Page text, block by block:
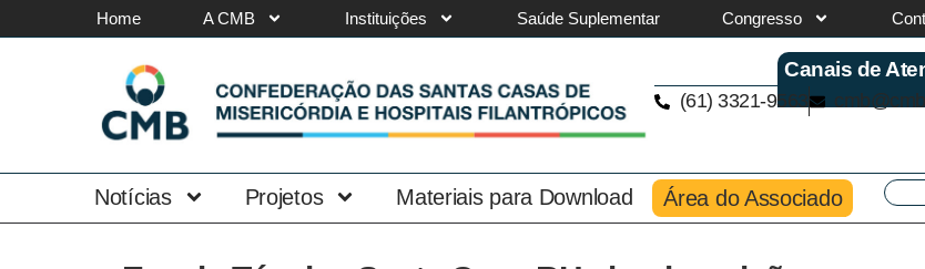
Home A CMB Instituições Saúde Suplementar Congresso
Canais de
(61) 3321-9563
Notícias Projetos Materiais para Download Área do Associado